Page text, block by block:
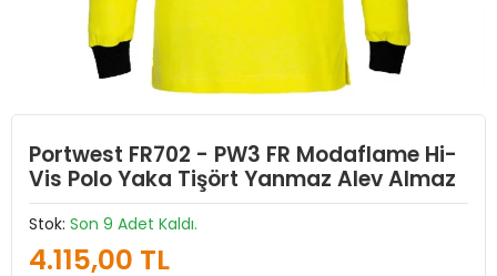
Portwest FR702 - PW3 FR Modaflame Hi-
Vis Polo Yaka Tişört Yanmaz Alev Almaz
Stok: Son 9 Adet Kaldı.
4.115,00 TL